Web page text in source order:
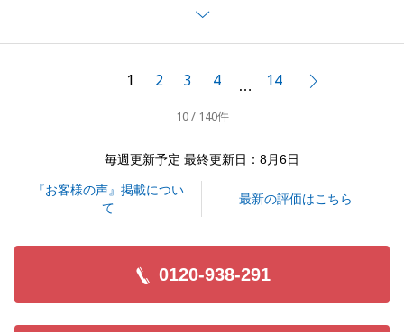
ご購入頂けて嬉しく思っております。
お仕事がお忙しい中、住宅ローンや現地確認等、お時
旧自宅のご売却もあり、引き続きお役に立てます様に
いいたします。
閉じる
1 2 3 4 … 14
10 / 140件
毎週更新予定 最終更新日：8月6日
『お客様の声』掲載につい
て
最新の評価はこちら
0120-938-291